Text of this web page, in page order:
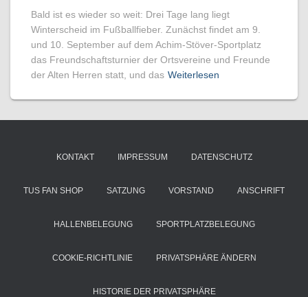
Bald ist es wieder so weit: Drei Tage lang liegt
Winterscheid im Fußballfieber. Zunächst findet am 9.
und 10. September auf dem Achim-Stöver-Sportplatz
das Freundschaftsturnier der Ortsvereine und Freunde
der Alten Herren statt, und das Weiterlesen
KONTAKT IMPRESSUM DATENSCHUTZ
TUS FAN SHOP SATZUNG VORSTAND ANSCHRIFT
HALLENBELEGUNG SPORTPLATZBELEGUNG
COOKIE-RICHTLINIE PRIVATSPHÄRE ÄNDERN
HISTORIE DER PRIVATSPHÄRE